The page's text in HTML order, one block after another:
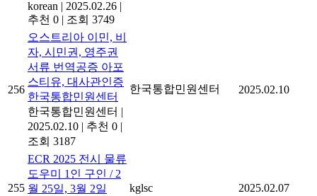
korean | 2025.02.26 |
추천 0 | 조회 3749
256
오스트리아 이민, 비
자, 시민권, 영주권
서류 번역공증 아포
스티유, 대사관인증
한국통합민원센터
한국통합민원센터 |
2025.02.10 | 추천 0 |
조회 3187
한국통합민원센터 2025.02.10
255
ECR 2025 전시 물류
도우미 1인 구인 / 2
월 25일, 3월 2일
kglsc 2025.02.07